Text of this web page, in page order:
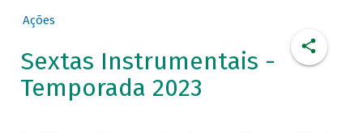
Ações
Sextas Instrumentais -
Temporada 2023